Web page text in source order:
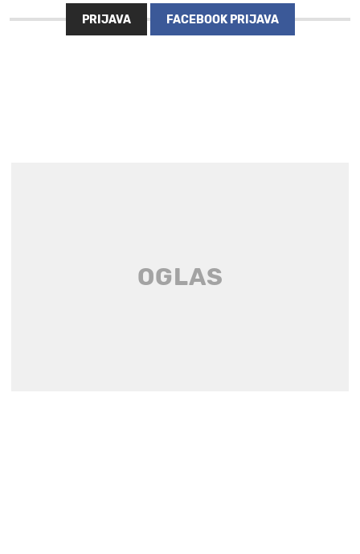
PRIJAVA FACEBOOK PRIJAVA